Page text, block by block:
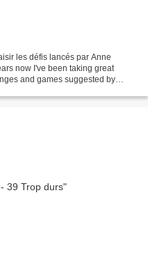
les défis lancés par Anne
now I've been taking great
and games suggested by